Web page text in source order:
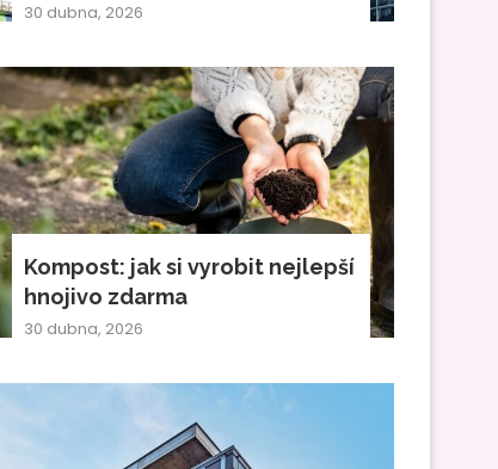
30 dubna, 2026
Kompost: jak si vyrobit nejlepší
hnojivo zdarma
30 dubna, 2026